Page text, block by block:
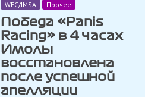
WEC/IMSA Прочее
Победа «Panis
Racing» в 4 часах
Имолы
восстановлена ​​
после успешной
апелляции